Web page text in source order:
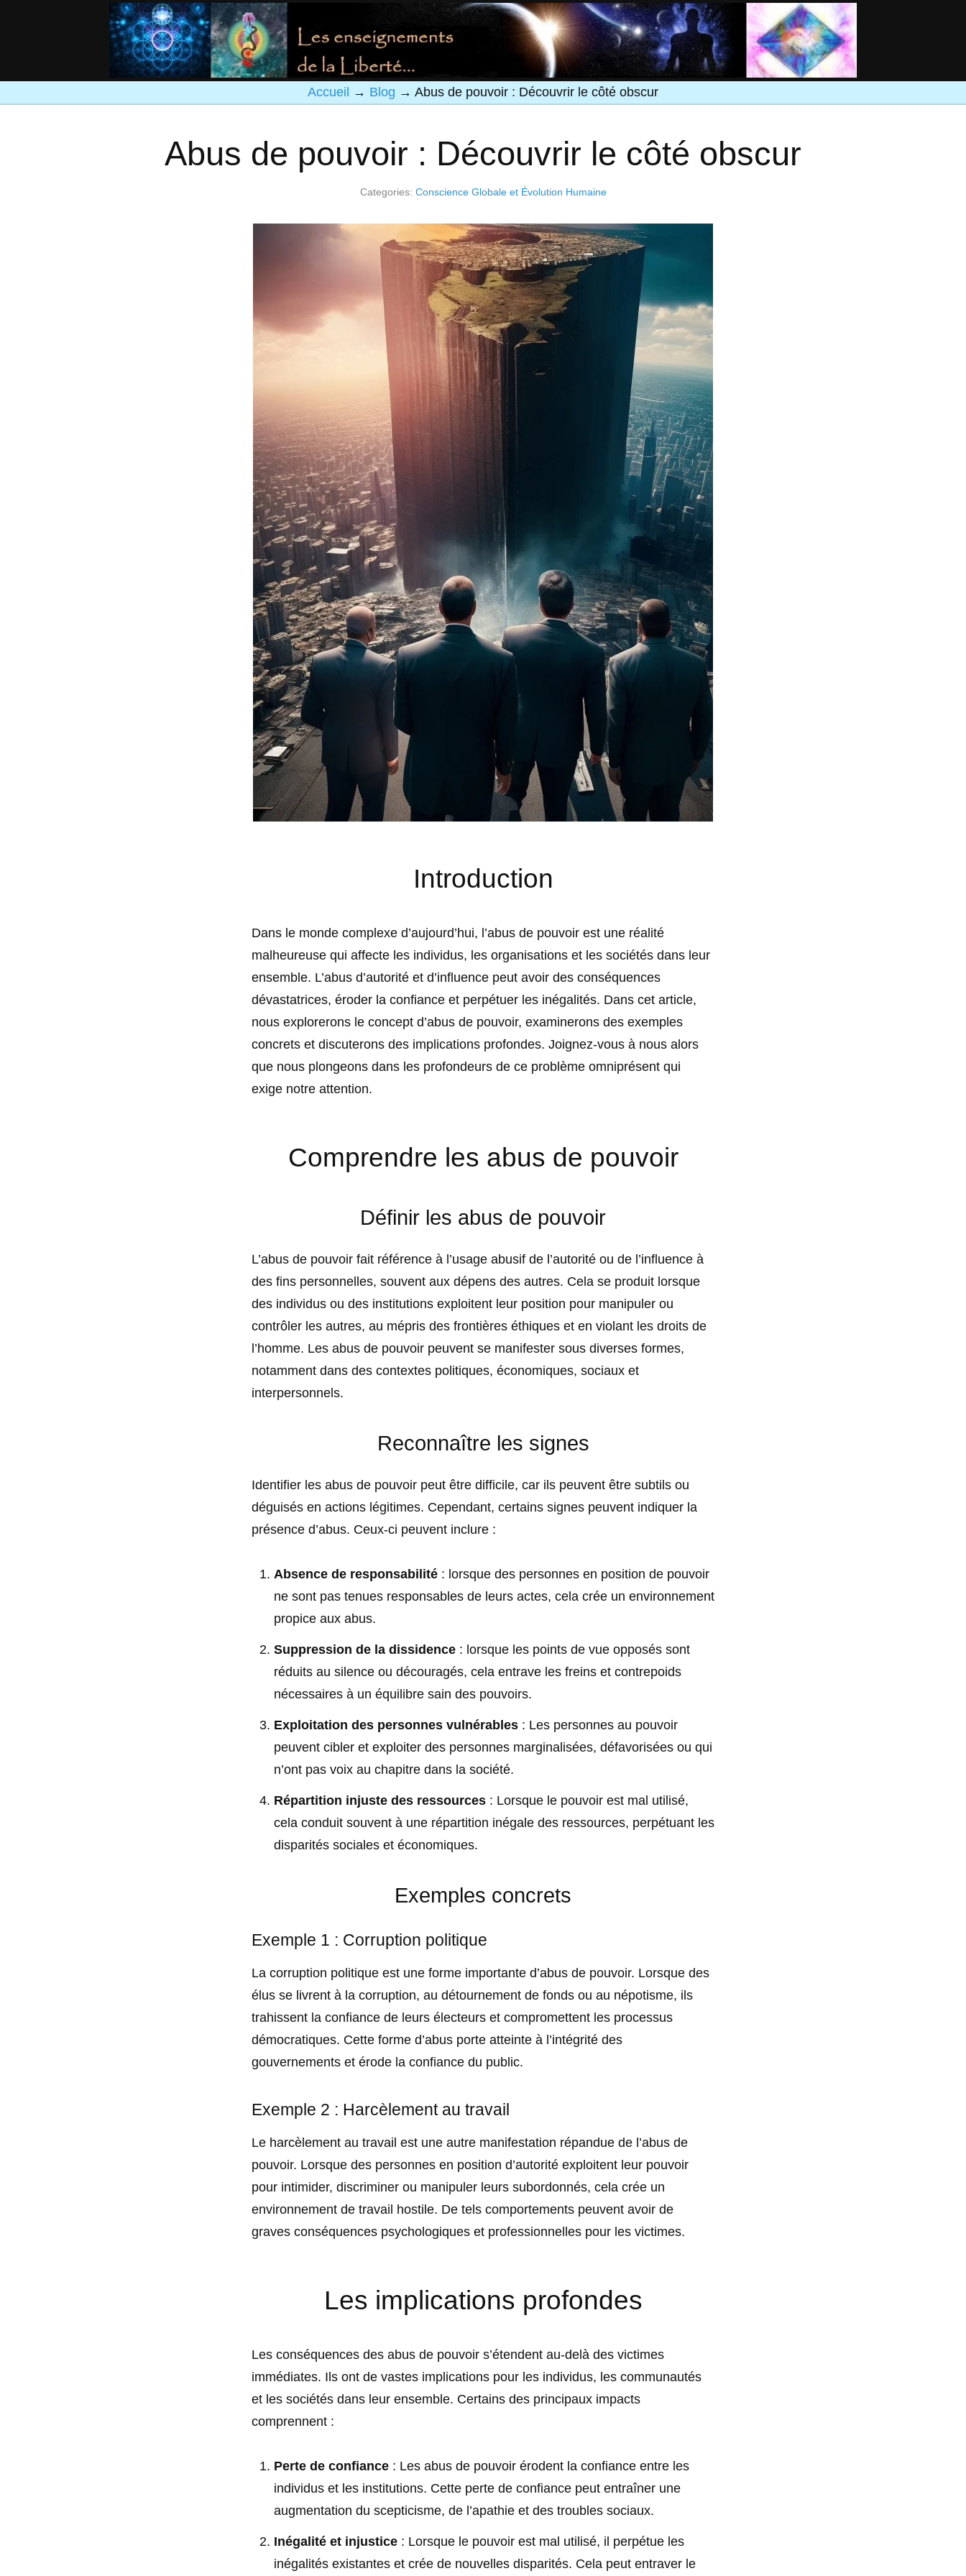
Accueil → Blog → Abus de pouvoir : Découvrir le côté obscur
Abus de pouvoir : Découvrir le côté obscur
Categories: Conscience Globale et Évolution Humaine
Introduction
Dans le monde complexe d’aujourd’hui, l’abus de pouvoir est une réalité
malheureuse qui affecte les individus, les organisations et les sociétés dans leur
ensemble. L’abus d’autorité et d’influence peut avoir des conséquences
dévastatrices, éroder la confiance et perpétuer les inégalités. Dans cet article,
nous explorerons le concept d’abus de pouvoir, examinerons des exemples
concrets et discuterons des implications profondes. Joignez-vous à nous alors
que nous plongeons dans les profondeurs de ce problème omniprésent qui
exige notre attention.
Comprendre les abus de pouvoir
Définir les abus de pouvoir
L’abus de pouvoir fait référence à l’usage abusif de l’autorité ou de l’influence à
des fins personnelles, souvent aux dépens des autres. Cela se produit lorsque
des individus ou des institutions exploitent leur position pour manipuler ou
contrôler les autres, au mépris des frontières éthiques et en violant les droits de
l’homme. Les abus de pouvoir peuvent se manifester sous diverses formes,
notamment dans des contextes politiques, économiques, sociaux et
interpersonnels.
Reconnaître les signes
Identifier les abus de pouvoir peut être difficile, car ils peuvent être subtils ou
déguisés en actions légitimes. Cependant, certains signes peuvent indiquer la
présence d’abus. Ceux-ci peuvent inclure :
Absence de responsabilité : lorsque des personnes en position de pouvoir
ne sont pas tenues responsables de leurs actes, cela crée un environnement
propice aux abus.
Suppression de la dissidence : lorsque les points de vue opposés sont
réduits au silence ou découragés, cela entrave les freins et contrepoids
nécessaires à un équilibre sain des pouvoirs.
Exploitation des personnes vulnérables : Les personnes au pouvoir
peuvent cibler et exploiter des personnes marginalisées, défavorisées ou qui
n’ont pas voix au chapitre dans la société.
Répartition injuste des ressources : Lorsque le pouvoir est mal utilisé,
cela conduit souvent à une répartition inégale des ressources, perpétuant les
disparités sociales et économiques.
Exemples concrets
Exemple 1 : Corruption politique
La corruption politique est une forme importante d’abus de pouvoir. Lorsque des
élus se livrent à la corruption, au détournement de fonds ou au népotisme, ils
trahissent la confiance de leurs électeurs et compromettent les processus
démocratiques. Cette forme d’abus porte atteinte à l’intégrité des
gouvernements et érode la confiance du public.
Exemple 2 : Harcèlement au travail
Le harcèlement au travail est une autre manifestation répandue de l’abus de
pouvoir. Lorsque des personnes en position d’autorité exploitent leur pouvoir
pour intimider, discriminer ou manipuler leurs subordonnés, cela crée un
environnement de travail hostile. De tels comportements peuvent avoir de
graves conséquences psychologiques et professionnelles pour les victimes.
Les implications profondes
Les conséquences des abus de pouvoir s’étendent au-delà des victimes
immédiates. Ils ont de vastes implications pour les individus, les communautés
et les sociétés dans leur ensemble. Certains des principaux impacts
comprennent :
Perte de confiance : Les abus de pouvoir érodent la confiance entre les
individus et les institutions. Cette perte de confiance peut entraîner une
augmentation du scepticisme, de l’apathie et des troubles sociaux.
Inégalité et injustice : Lorsque le pouvoir est mal utilisé, il perpétue les
inégalités existantes et crée de nouvelles disparités. Cela peut entraver le